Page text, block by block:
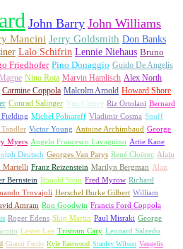
John Barry John Williams
Mancini Jerry Goldsmith Don Banks
Lalo Schifrin Lennie Niehaus Bruno
Friedhofer Pino Donaggio Guido De Angelis
Nino Rota Marvin Hamlisch Alex North
Carmine Coppola Malcolm Arnold Howard Shore
Conrad Salinger Van Cleave Riz Ortolani Bernard
Fielding Michel Polnareff Vladimir Cosma Snuff
Victor Young Antoine Archimbaud George
Myers Angelo Francesco Lavagnino Artie Kane
Deutsch Georges Van Parys René Cloërec Alain
Martelli Franz Reizenstein Marilyn Bergman Alan
Bernstein Ronald Stein Fred Myrow Richard
Trovajoli Herschel Burke Gilbert William
Amram Ron Goodwin Francis Ford Coppola
Roger Edens Skip Martin Paul Misraki George
Lester Lee Tristram Cary Leonard Salzedo
Gianni Ferrio Kyle Eastwood Stanley Wilson Vangelis